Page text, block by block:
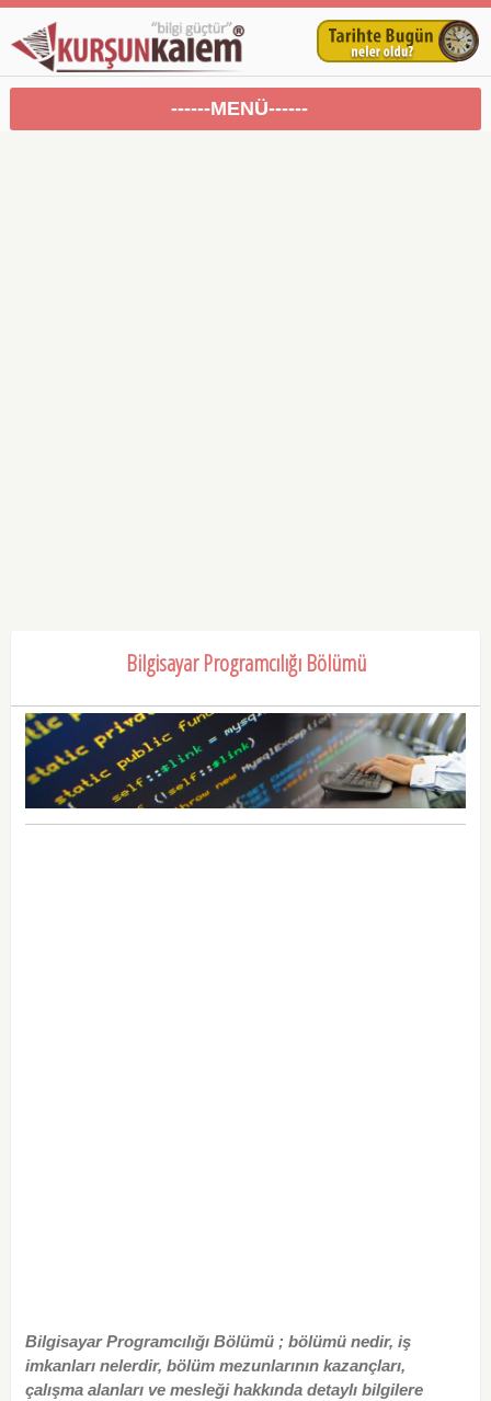
------MENÜ------
Bilgisayar Programcılığı Bölümü
Bilgisayar Programcılığı Bölümü ; bölümü nedir, iş
imkanları nelerdir, bölüm mezunlarının kazançları,
çalışma alanları ve mesleği hakkında detaylı bilgilere